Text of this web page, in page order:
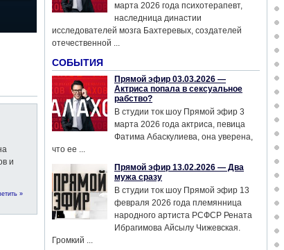
и
»
марта 2026 года психотерапевт,
наследница династии
исследователей мозга Бахтеревых, создателей
отечественной ...
СОБЫТИЯ
Прямой эфир 03.03.2026 —
Актриса попала в сексуальное
рабство?
В студии ток шоу Прямой эфир 3
марта 2026 года актриса, певица
Фатима Абаскулиева, она уверена,
что ее ...
Прямой эфир 13.02.2026 — Два
мужа сразу
В студии ток шоу Прямой эфир 13
февраля 2026 года племянница
народного артиста РСФСР Рената
Ибрагимова Айсылу Чижевская.
Громкий ...